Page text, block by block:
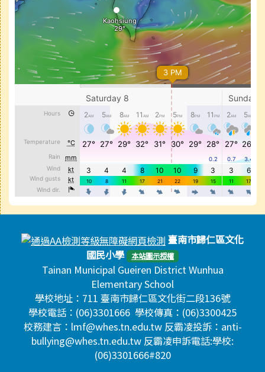
頁尾區域內容
臺南市歸仁區文化
國民小學 本站圖示授權
Tainan Municipal Gueiren District Wunhua
Elementary School
學校地址：711 臺南市歸仁區文化街二段136號
學校電話：(06)3301666 學校傳真：(06)3300425
校務建言：lmf@whes.tn.edu.tw 反霸凌投訴：anti-
bullying@whes.tn.edu.tw 反霸凌申訴電話:學校:
(06)3301666#820